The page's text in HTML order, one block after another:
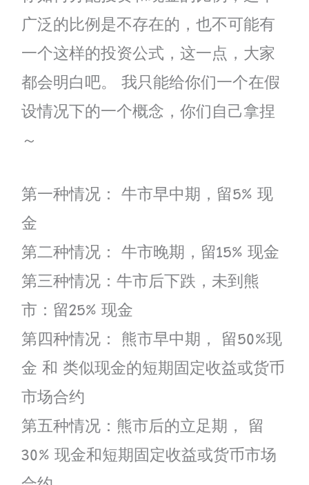
广泛的比例是不存在的，也不可能有
一个这样的投资公式，这一点，大家
都会明白吧。 我只能给你们一个在假
设情况下的一个概念，你们自己拿捏
～
第一种情况： 牛市早中期，留5% 现
金
第二种情况： 牛市晚期，留15% 现金
第三种情况：牛市后下跌，未到熊
市：留25% 现金
第四种情况： 熊市早中期， 留50%现
金 和 类似现金的短期固定收益或货币
市场合约
第五种情况：熊市后的立足期， 留
30% 现金和短期固定收益或货币市场